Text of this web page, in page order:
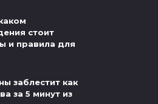
стоит
и правила для
заблестит как
за 5 минут из